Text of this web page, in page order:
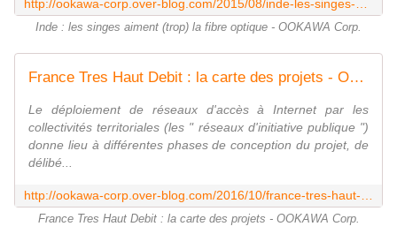
Inde : les singes aiment (trop) la fibre optique - OOKAWA Corp.
France Tres Haut Debit : la carte des projets - OOKAWA Corp.
Le déploiement de réseaux d'accès à Internet par les
collectivités territoriales (les " réseaux d'initiative publique ")
donne lieu à différentes phases de conception du projet, de
délibé...
France Tres Haut Debit : la carte des projets - OOKAWA Corp.